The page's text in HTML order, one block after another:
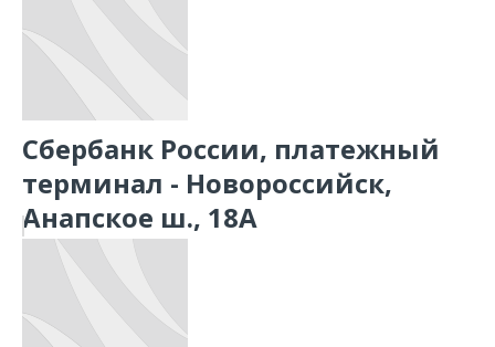
Сбербанк России, платежный
терминал - Новороссийск,
Анапское ш., 18А